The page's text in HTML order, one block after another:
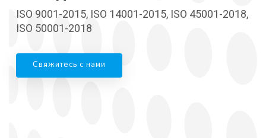
ISO 9001-2015, ISO 14001-2015, ISO 45001-2018,
ISO 50001-2018
Свяжитесь с нами